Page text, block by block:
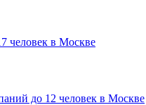
человек в Москве
до 12 человек в Москве